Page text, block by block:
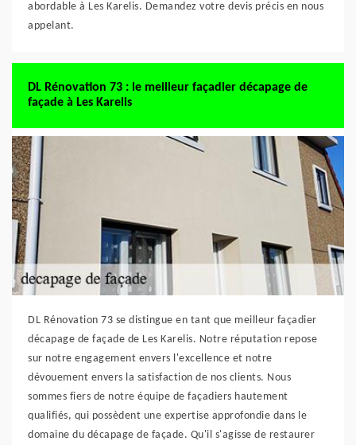
abordable à Les Karelis. Demandez votre devis précis en nous
appelant.
DL Rénovation 73 : le meilleur façadier décapage de
façade à Les Karelis
DL Rénovation 73 se distingue en tant que meilleur façadier
décapage de façade de Les Karelis. Notre réputation repose
sur notre engagement envers l'excellence et notre
dévouement envers la satisfaction de nos clients. Nous
sommes fiers de notre équipe de façadiers hautement
qualifiés, qui possèdent une expertise approfondie dans le
domaine du décapage de façade. Qu'il s'agisse de restaurer